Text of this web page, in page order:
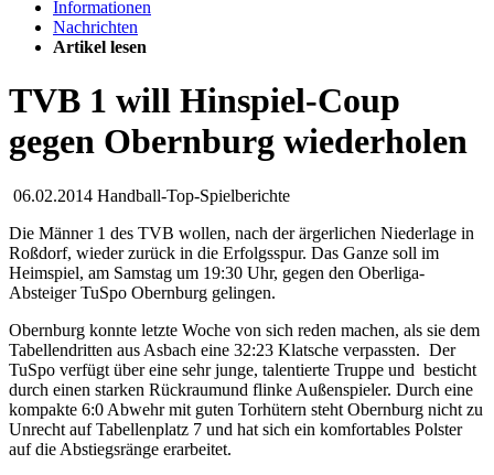
Informationen
Nachrichten
Artikel lesen
TVB 1 will Hinspiel-Coup
gegen Obernburg wiederholen
06.02.2014 Handball-Top-Spielberichte
Die Männer 1 des TVB wollen, nach der ärgerlichen Niederlage in
Roßdorf, wieder zurück in die Erfolgsspur. Das Ganze soll im
Heimspiel, am Samstag um 19:30 Uhr, gegen den Oberliga-
Absteiger TuSpo Obernburg gelingen.
Obernburg konnte letzte Woche von sich reden machen, als sie dem
Tabellendritten aus Asbach eine 32:23 Klatsche verpassten. Der
TuSpo verfügt über eine sehr junge, talentierte Truppe und besticht
durch einen starken Rückraumund flinke Außenspieler. Durch eine
kompakte 6:0 Abwehr mit guten Torhütern steht Obernburg nicht zu
Unrecht auf Tabellenplatz 7 und hat sich ein komfortables Polster
auf die Abstiegsränge erarbeitet.